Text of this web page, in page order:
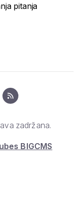
pitanja
zadržana.
BIGCMS